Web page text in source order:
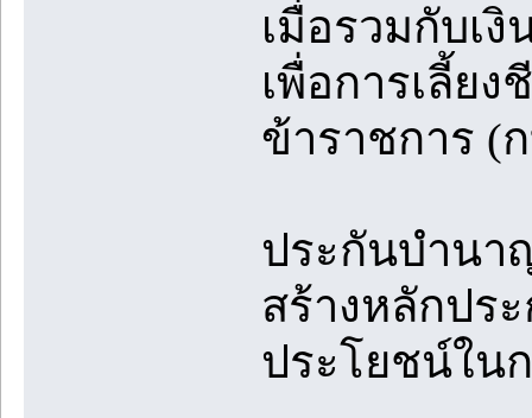
เมื่อรวมกับเ
เพื่อการเลี้ย
ข้าราชการ (
ประกันบำนา
สร้างหลักปร
ประโยชน์ใน